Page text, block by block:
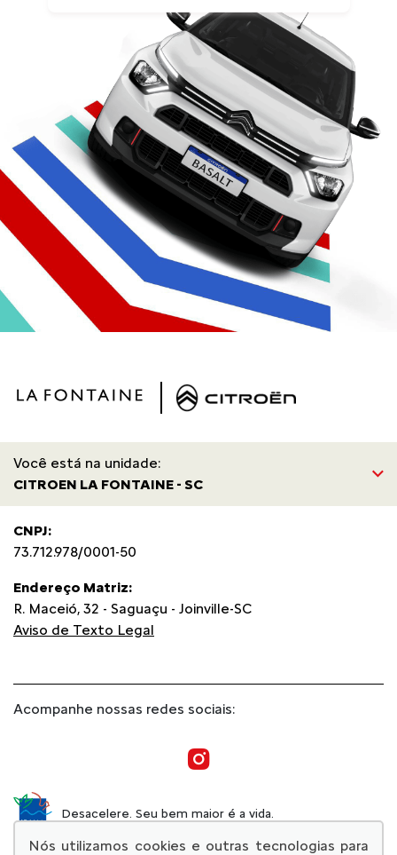
Você está na unidade:
CITROEN LA FONTAINE - SC
CNPJ:
73.712.978/0001-50
Endereço Matriz:
R. Maceió, 32 - Saguaçu - Joinville-SC
Aviso de Texto Legal
Acompanhe nossas redes sociais:
Desacelere. Seu bem maior é a vida.
Nós utilizamos cookies e outras tecnologias para